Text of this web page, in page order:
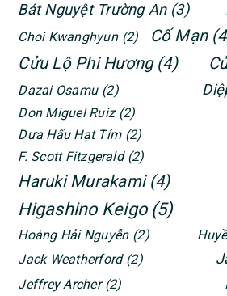
Bát Nguyệt Trường An (3)
Choi Kwanghyun (2) Cố Mạn
Cửu Lộ Phi Hương (4)
Dazai Osamu (2)
Don Miguel Ruiz (2)
Dưa Hấu Hạt Tím (2)
F. Scott Fitzgerald (2)
Haruki Murakami (4)
Higashino Keigo (5)
Hoàng Hải Nguyễn (2)
Jack Weatherford (2)
Jeffrey Archer (2)